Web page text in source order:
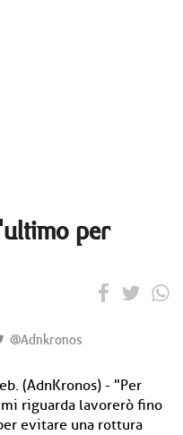
per
@Adnkronos
(AdnKronos) - "Per
riguarda lavorerò fino
evitare una rottura